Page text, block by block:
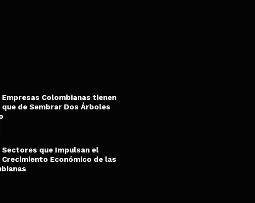
Empresas Colombianas tienen
que de Sembrar Dos Árboles
Sectores que Impulsan el
Crecimiento Económico de las